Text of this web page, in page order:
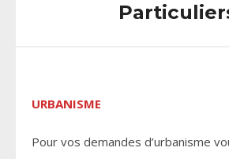
URBANISME
Pour vos demandes d’urbanisme